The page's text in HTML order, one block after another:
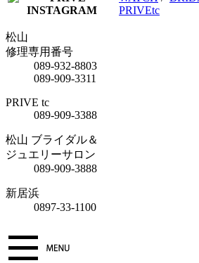
PRIVEtc
松山
修理専用番号
089-932-8803
089-909-3311
PRIVE tc
089-909-3388
松山 ブライダル＆
ジュエリーサロン
089-909-3888
新居浜
0897-33-1100